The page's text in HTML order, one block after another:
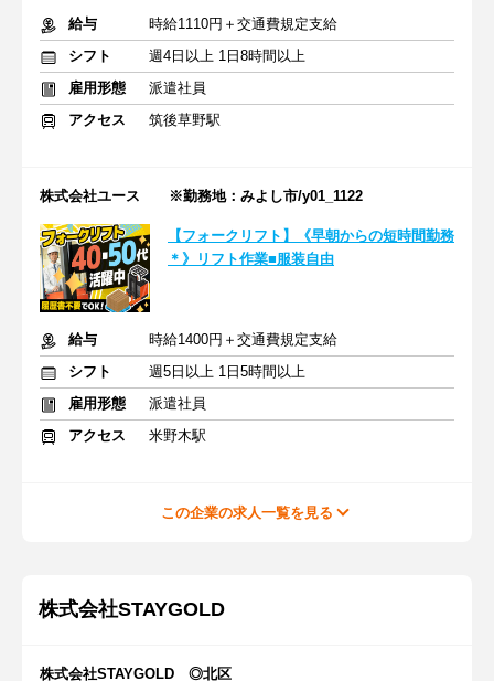
給与
時給1110円＋交通費規定支給
シフト
週4日以上 1日8時間以上
雇用形態
派遣社員
アクセス
筑後草野駅
株式会社ユース ※勤務地：みよし市/y01_1122
【フォークリフト】《早朝からの短時間勤務
＊》リフト作業■服装自由
給与
時給1400円＋交通費規定支給
シフト
週5日以上 1日5時間以上
雇用形態
派遣社員
アクセス
米野木駅
この企業の求人一覧を見る
株式会社STAYGOLD
株式会社STAYGOLD ◎北区